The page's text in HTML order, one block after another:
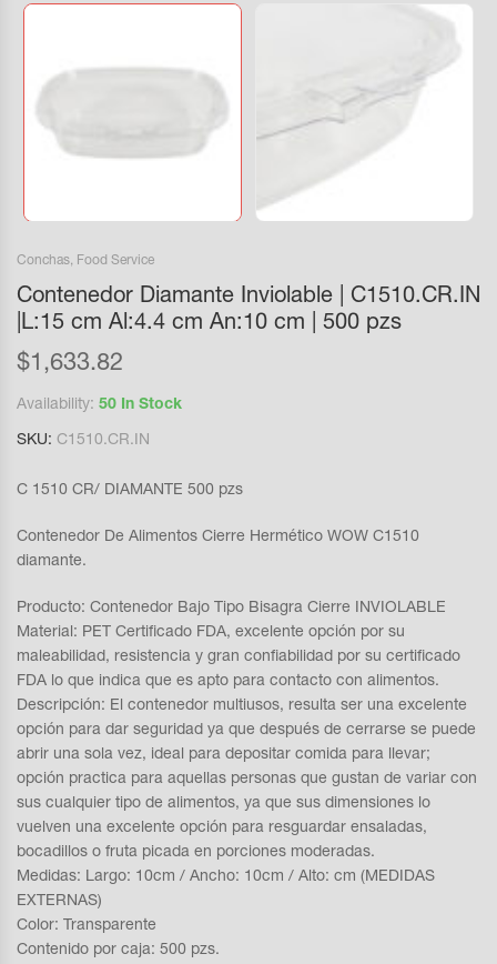
Conchas, Food Service
Contenedor Diamante Inviolable | C1510.CR.IN
|L:15 cm Al:4.4 cm An:10 cm | 500 pzs
$1,633.82
Availability: 50 In Stock
SKU: C1510.CR.IN
C 1510 CR/ DIAMANTE 500 pzs
Contenedor De Alimentos Cierre Hermético WOW C1510
diamante.
Producto: Contenedor Bajo Tipo Bisagra Cierre INVIOLABLE
Material: PET Certificado FDA, excelente opción por su
maleabilidad, resistencia y gran confiabilidad por su certificado
FDA lo que indica que es apto para contacto con alimentos.
Descripción: El contenedor multiusos, resulta ser una excelente
opción para dar seguridad ya que después de cerrarse se puede
abrir una sola vez, ideal para depositar comida para llevar;
opción practica para aquellas personas que gustan de variar con
sus cualquier tipo de alimentos, ya que sus dimensiones lo
vuelven una excelente opción para resguardar ensaladas,
bocadillos o fruta picada en porciones moderadas.
Medidas: Largo: 10cm / Ancho: 10cm / Alto: cm (MEDIDAS
EXTERNAS)
Color: Transparente
Contenido por caja: 500 pzs.